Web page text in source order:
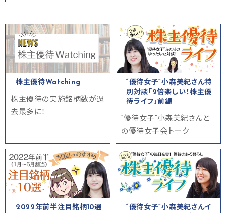
株主優待Watching
株主優待の実施銘柄数が過
去最多に！
“優待女子”小森美紀さん特
別対談「2倍楽しい！株主優
待ライフ」前編
“優待女子”小森美紀さんと
の優待女子会トーク
2022年前半注目銘柄10選
“優待女子”小森美紀さんイ